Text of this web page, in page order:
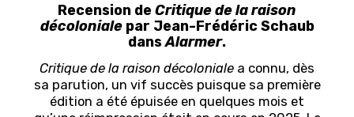
Recension deCritique de la raison
décolonialepar Jean-Frédéric Schaub
dansAlarmer.
Critique de la raison décoloniale a connu, dès
sa parution, un vif succès puisque sa première
édition a été épuisée en quelques mois et